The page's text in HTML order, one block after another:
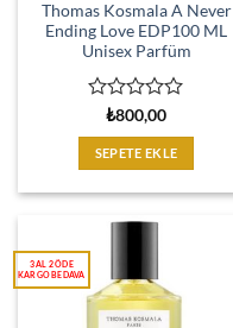
Thomas Kosmala A Never
Ending Love EDP100 ML
Unisex Parfüm
üzerinden
0
oy
aldı
₺800,00
SEPETE EKLE